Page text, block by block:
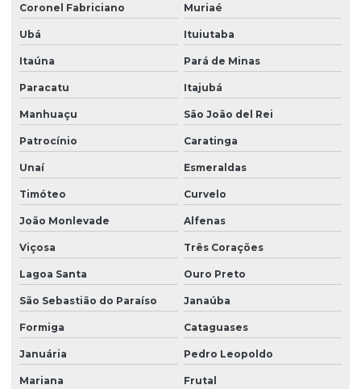
Coronel Fabriciano Muriaé
Ubá Ituiutaba
Itaúna Pará de Minas
Paracatu Itajubá
Manhuaçu São João del Rei
Patrocínio Caratinga
Unaí Esmeraldas
Timóteo Curvelo
João Monlevade Alfenas
Viçosa Três Corações
Lagoa Santa Ouro Preto
São Sebastião do Paraíso Janaúba
Formiga Cataguases
Januária Pedro Leopoldo
Mariana Frutal